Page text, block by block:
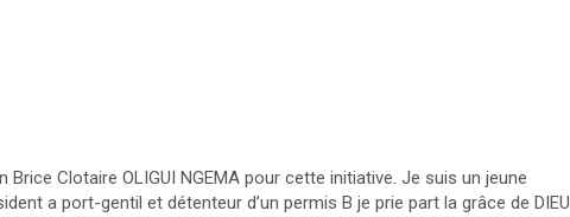
Clotaire OLIGUI NGEMA pour cette initiative. Je suis un jeune
a port-gentil et détenteur d’un permis B je prie part la grâce de DIEU